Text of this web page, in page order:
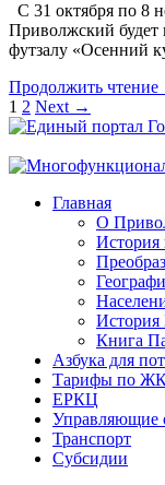
C 31 октября по 8
Приволжский будет
футзалу
Продолжить
1 2 Next →
Главная
О
История
История
Книга
Азбука для
Тарифы по
ЕРКЦ
Управляющие
Транспорт
Субсидии